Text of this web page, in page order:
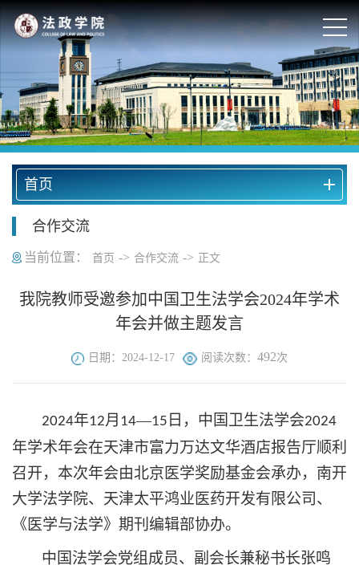
首页
合作交流
当前位置： 首页 -> 合作交流 -> 正文
我院教师受邀参加中国卫生法学会2024年学术
年会并做主题发言
日期：2024-12-17 阅读次数：492次
2024年12月 14—15 日，中国卫生法学会2024
年学术年会在天津市富力万达文华酒店报告厅顺利
召开，本次年会由北京医学奖励基金会承办，南开
大学法学院、天津太平鸿业医药开发有限公司、
《医学与法学》期刊编辑部协办。
中国法学会党组成员、副会长兼秘书长张鸣